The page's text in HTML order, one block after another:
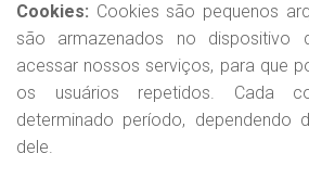
Cookies: Cookies são pequenos
são armazenados no dispositivo
acessar nossos serviços, para que
os usuários repetidos. Cada
determinado período, dependendo
dele.